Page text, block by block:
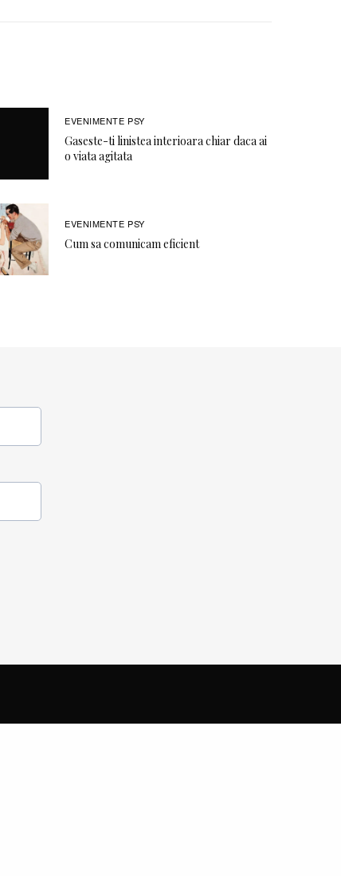
EVENIMENTE PSY
Gaseste-ti linistea interioara chiar daca ai
o viata agitata
EVENIMENTE PSY
Cum sa comunicam eficient